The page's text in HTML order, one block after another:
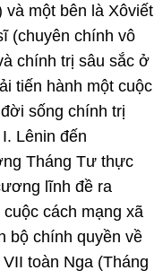
và một bên là Xôviết
(chuyên chính vô
chính trị sâu sắc ở
tiến hành một cuộc
sống chính trị
Lênin đến
Tháng Tư thực
lĩnh đề ra
cách mạng xã
bộ chính quyền về
toàn Nga (Tháng